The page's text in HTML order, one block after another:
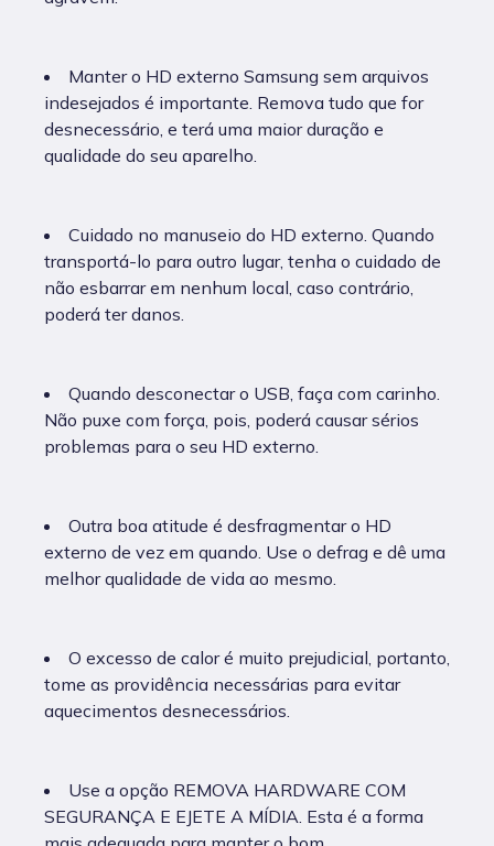
Manter o HD externo Samsung sem arquivos
indesejados é importante. Remova tudo que for
desnecessário, e terá uma maior duração e
qualidade do seu aparelho.
Cuidado no manuseio do HD externo. Quando
transportá-lo para outro lugar, tenha o cuidado de
não esbarrar em nenhum local, caso contrário,
poderá ter danos.
Quando desconectar o USB, faça com carinho.
Não puxe com força, pois, poderá causar sérios
problemas para o seu HD externo.
Outra boa atitude é desfragmentar o HD
externo de vez em quando. Use o defrag e dê uma
melhor qualidade de vida ao mesmo.
O excesso de calor é muito prejudicial, portanto,
tome as providência necessárias para evitar
aquecimentos desnecessários.
Use a opção REMOVA HARDWARE COM
SEGURANÇA E EJETE A MÍDIA. Esta é a forma